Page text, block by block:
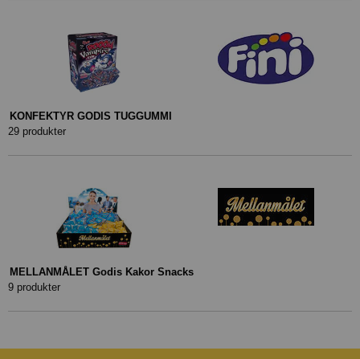
KONFEKTYR GODIS TUGGUMMI
29 produkter
MELLANMÅLET Godis Kakor Snacks
9 produkter